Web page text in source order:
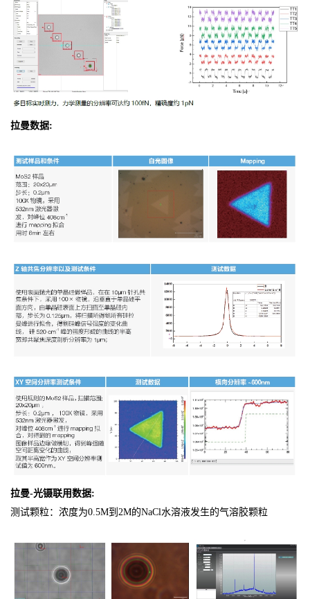
拉曼数据:
拉曼-光镊联用数据:
测试颗粒：浓度为0.5M到2M的NaCl水溶液发生的气溶胶颗粒